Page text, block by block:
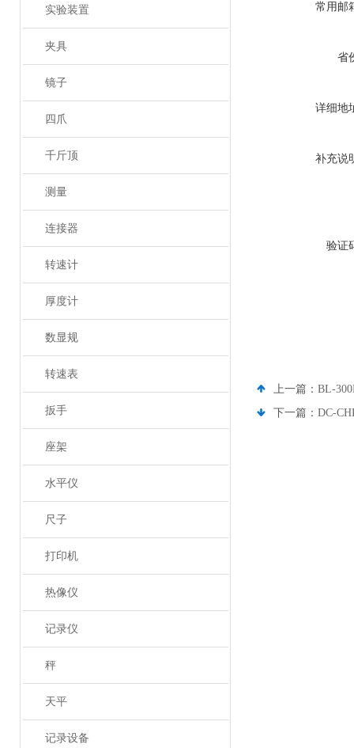
实验装置
夹具
镜子
四爪
千斤顶
测量
连接器
转速计
厚度计
数显规
转速表
扳手
座架
水平仪
尺子
打印机
热像仪
记录仪
秤
天平
记录设备
常用邮
省
详细地
补充说
验证
上一篇： BL-
下一篇： DC-